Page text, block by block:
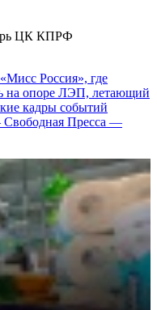
ЦК КПРФ
Россия», где
на опоре ЛЭП, летающий
кадры событий
Пресса —